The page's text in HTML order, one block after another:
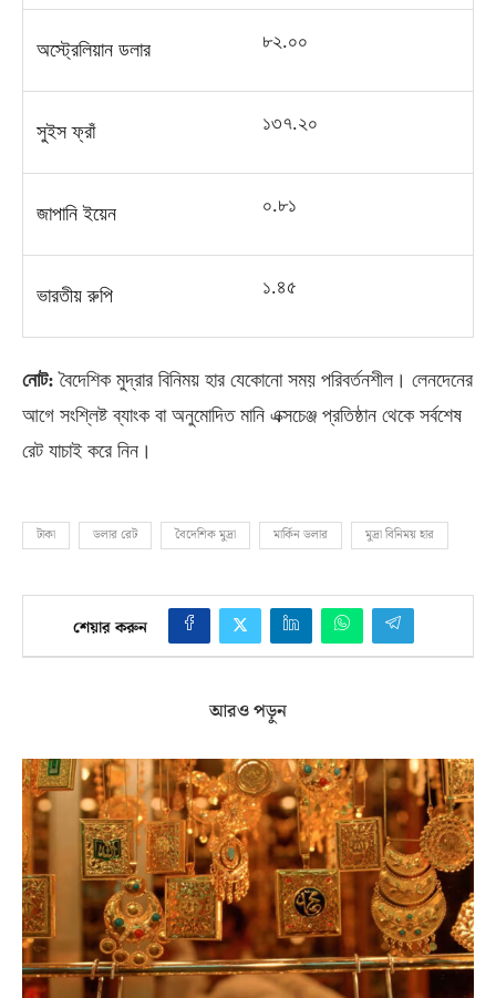
অস্ট্রেলিয়ান ডলার ৮২.০০
সুইস ফ্রাঁ ১৩৭.২০
জাপানি ইয়েন ০.৮১
ভারতীয় রুপি ১.৪৫
নোট: বৈদেশিক মুদ্রার বিনিময় হার যেকোনো সময় পরিবর্তনশীল। লেনদেনের
আগে সংশ্লিষ্ট ব্যাংক বা অনুমোদিত মানি এক্সচেঞ্জ প্রতিষ্ঠান থেকে সর্বশেষ
রেট যাচাই করে নিন।
টাকা ডলার রেট বৈদেশিক মুদ্রা মার্কিন ডলার মুদ্রা বিনিময় হার
শেয়ার করুন
আরও পড়ুন